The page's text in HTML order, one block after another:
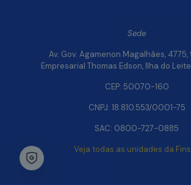
Sede
Av. Gov. Agamenon Magalhães, 4775,
Empresarial Thomas Edson, Ilha do
CEP: 50070-160
CNPJ: 18.810.553/0001-75
SAC: 0800-727-0885
Veja todas as unidades da